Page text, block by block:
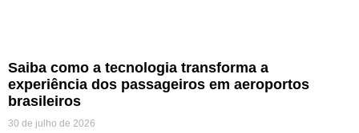
Saiba como a tecnologia transforma a
experiência dos passageiros em aeroportos
brasileiros
30 de julho de 2026